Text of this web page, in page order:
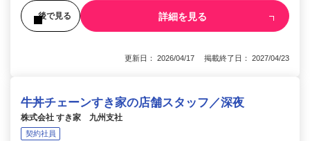
後で見る 詳細を見る
更新日： 2026/04/17 掲載終了日： 2027/04/23
牛丼チェーンすき家の店舗スタッフ／深夜
株式会社 すき家 九州支社
契約社員